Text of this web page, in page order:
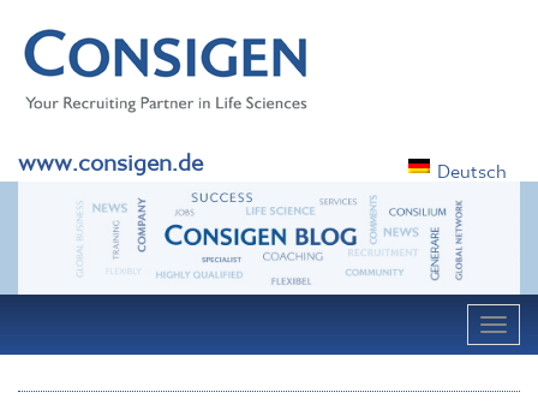
www.consigen.de Deutsch